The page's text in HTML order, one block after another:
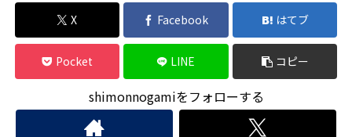
X Facebook はてブ
Pocket LINE コピー
shimonnogamiをフォローする